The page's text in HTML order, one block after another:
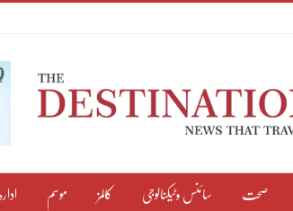
صحت سائنس وٹیکنالوجی کالمز موسم ادارہ